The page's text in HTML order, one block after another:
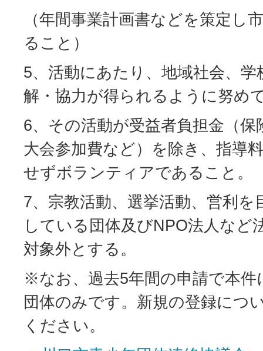
（年間事業計画書などを策定し
ること）
5、活動にあたり、地域社会、学
解・協力が得られるように努め
6、その活動が受益者負担金（保
大会参加費など）を除き、指導
せずボランティアであること。
7、宗教活動、選挙活動、営利を
している団体及びNPO法人など
対象外とする。
※なお、過去5年間の申請で本件
団体のみです。新規の登録につ
ください。